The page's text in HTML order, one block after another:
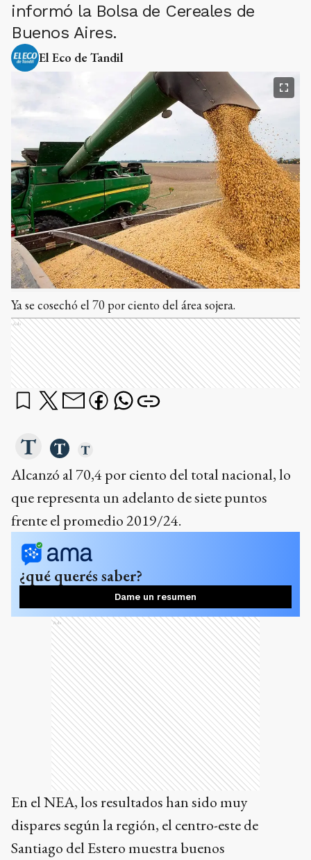
informó la Bolsa de Cereales de
Buenos Aires.
El Eco de Tandil
Ya se cosechó el 70 por ciento del área sojera.
Ads
Alcanzó al 70,4 por ciento del total nacional, lo
que representa un adelanto de siete puntos
frente el promedio 2019/24.
¿qué querés saber?
Dame un resumen
Ads
En el NEA, los resultados han sido muy
dispares según la región, el centro-este de
Santiago del Estero muestra buenos